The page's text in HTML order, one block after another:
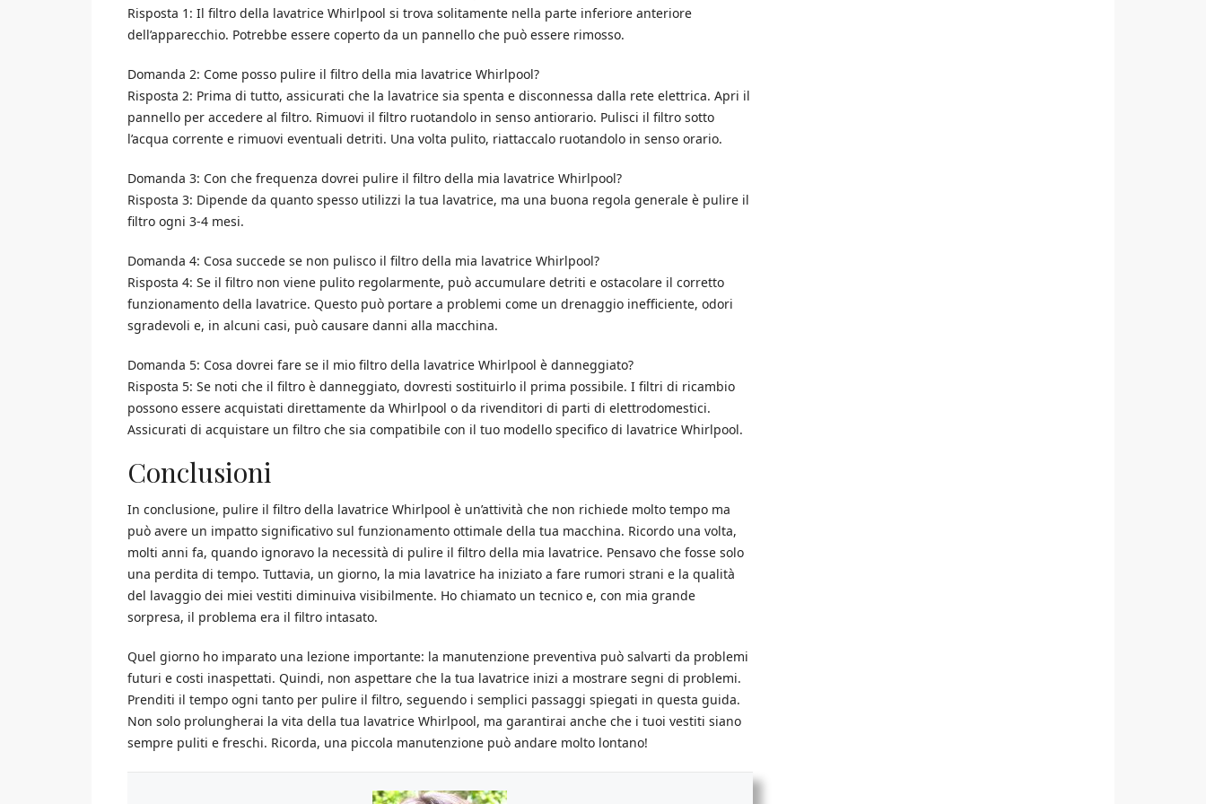
Risposta 1: Il filtro della lavatrice Whirlpool si trova solitamente nella parte inferiore anteriore
dell’apparecchio. Potrebbe essere coperto da un pannello che può essere rimosso.
Domanda 2: Come posso pulire il filtro della mia lavatrice Whirlpool?
Risposta 2: Prima di tutto, assicurati che la lavatrice sia spenta e disconnessa dalla rete elettrica. Apri il
pannello per accedere al filtro. Rimuovi il filtro ruotandolo in senso antiorario. Pulisci il filtro sotto
l’acqua corrente e rimuovi eventuali detriti. Una volta pulito, riattaccalo ruotandolo in senso orario.
Domanda 3: Con che frequenza dovrei pulire il filtro della mia lavatrice Whirlpool?
Risposta 3: Dipende da quanto spesso utilizzi la tua lavatrice, ma una buona regola generale è pulire il
filtro ogni 3-4 mesi.
Domanda 4: Cosa succede se non pulisco il filtro della mia lavatrice Whirlpool?
Risposta 4: Se il filtro non viene pulito regolarmente, può accumulare detriti e ostacolare il corretto
funzionamento della lavatrice. Questo può portare a problemi come un drenaggio inefficiente, odori
sgradevoli e, in alcuni casi, può causare danni alla macchina.
Domanda 5: Cosa dovrei fare se il mio filtro della lavatrice Whirlpool è danneggiato?
Risposta 5: Se noti che il filtro è danneggiato, dovresti sostituirlo il prima possibile. I filtri di ricambio
possono essere acquistati direttamente da Whirlpool o da rivenditori di parti di elettrodomestici.
Assicurati di acquistare un filtro che sia compatibile con il tuo modello specifico di lavatrice Whirlpool.
Conclusioni
In conclusione, pulire il filtro della lavatrice Whirlpool è un’attività che non richiede molto tempo ma
può avere un impatto significativo sul funzionamento ottimale della tua macchina. Ricordo una volta,
molti anni fa, quando ignoravo la necessità di pulire il filtro della mia lavatrice. Pensavo che fosse solo
una perdita di tempo. Tuttavia, un giorno, la mia lavatrice ha iniziato a fare rumori strani e la qualità
del lavaggio dei miei vestiti diminuiva visibilmente. Ho chiamato un tecnico e, con mia grande
sorpresa, il problema era il filtro intasato.
Quel giorno ho imparato una lezione importante: la manutenzione preventiva può salvarti da problemi
futuri e costi inaspettati. Quindi, non aspettare che la tua lavatrice inizi a mostrare segni di problemi.
Prenditi il tempo ogni tanto per pulire il filtro, seguendo i semplici passaggi spiegati in questa guida.
Non solo prolungherai la vita della tua lavatrice Whirlpool, ma garantirai anche che i tuoi vestiti siano
sempre puliti e freschi. Ricorda, una piccola manutenzione può andare molto lontano!